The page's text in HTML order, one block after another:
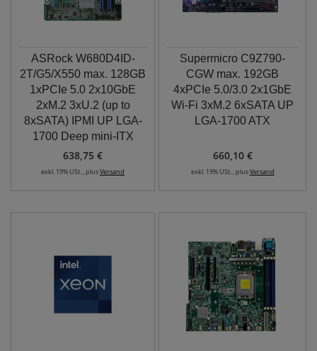
ASRock W680D4ID-
2T/G5/X550 max. 128GB
1xPCIe 5.0 2x10GbE
2xM.2 3xU.2 (up to
8xSATA) IPMI UP LGA-
1700 Deep mini-ITX
638,75 €
exkl. 19% USt. , plusVersand
Supermicro C9Z790-
CGW max. 192GB
4xPCIe 5.0/3.0 2x1GbE
Wi-Fi 3xM.2 6xSATA UP
LGA-1700 ATX
660,10 €
exkl. 19% USt. , plusVersand